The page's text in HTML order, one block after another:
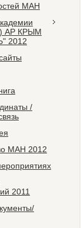
МАН
АР КРЫМ
2012
/
МАН 2012
2011